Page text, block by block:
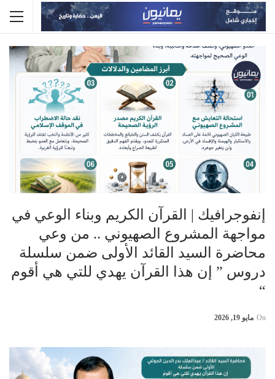
إنفوجرافيك | القرآن الكريم وبناء الوعي في
مواجهة المشروع الصهيوني .. من وعي
محاضرة السيد القائد الأولى ضمن سلسلة
دروس ” إن هذا القرآن يهدي للتي هي أقوم
“
On مايو 19, 2026